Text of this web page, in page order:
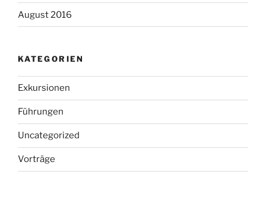
August 2016
KATEGORIEN
Exkursionen
Führungen
Uncategorized
Vorträge